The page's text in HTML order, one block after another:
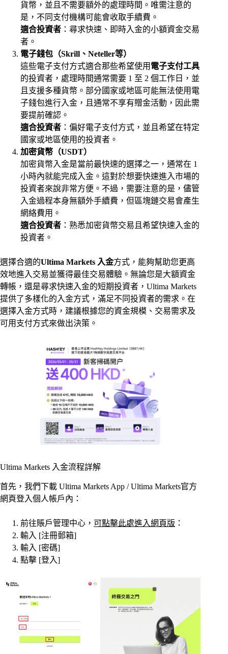
貨幣，並且不需要額外的處理時間。唯需注意的
是，不同支付機構可能會收取手續費。
適合投資者 ：尋求快速、即時入金的小額資金交易
者。
電子錢包（Skrill、Neteller等）
這些電子支付方式適合那些希望使用 電子支付工具
的投資者，處理時間通常需要 1 至 2 個工作日，並
且支援多種貨幣。部分國家或地區可能無法使用電
子錢包進行入金，且通常不享有贈金活動，因此需
要提前確認。
適合投資者 ：偏好電子支付方式，並且希望在特定
國家或地區使用的投資者。
加密貨幣（USDT）
加密貨幣入金是當前最快速的選擇之一，通常在 1
小時內就能完成入金。這對於想要快速進入市場的
投資者來說非常方便。不過，需要注意的是，儘管
入金過程本身無額外手續費，但區塊鏈交易會產生
網絡費用。
適合投資者 ：熟悉加密貨幣交易且希望快速入金的
投資者。
選擇合適的Ultima Markets 入金方式，能夠幫助您更高
效地進入交易並獲得最佳交易體驗。無論您是大額資金
轉帳，還是尋求快速入金的短期投資者，Ultima Markets
提供了多樣化的入金方式，滿足不同投資者的需求。在
選擇入金方式時，建議根據您的資金規模、交易需求及
可用支付方式來做出決策。
Ultima Markets 入金流程詳解
首先，我們下載 Ultima Markets App / Ultima Markets官方
網頁登入個人帳戶內：
前往賬戶管理中心， 可點擊此處進入網頁版 ：
輸入 [注冊郵箱]
輸入 [密碼]
點擊 [登入]